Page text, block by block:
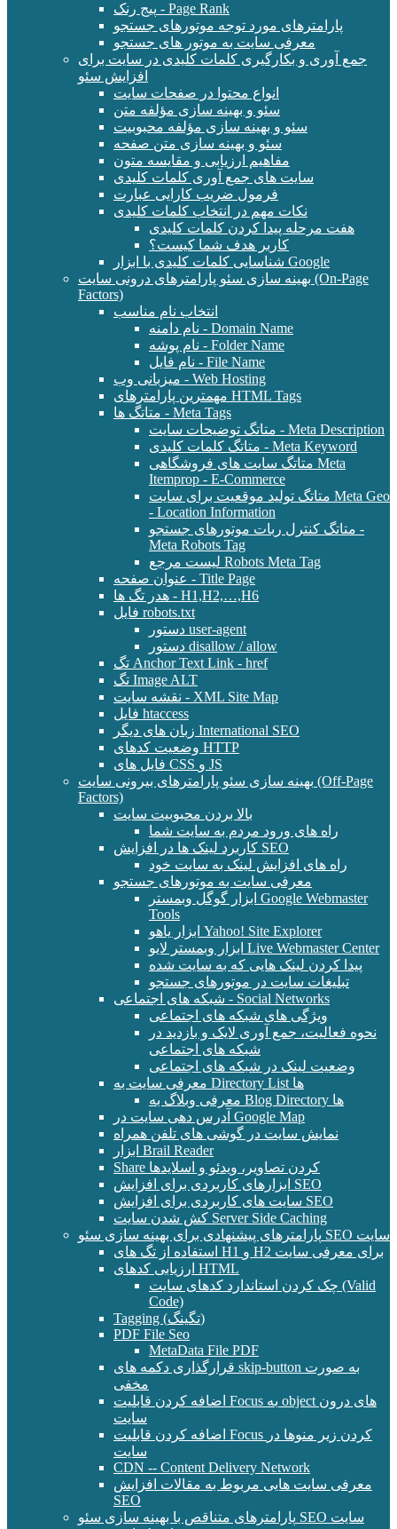
پیج رنک - Page Rank
پارامترهای مورد توجه موتورهای جستجو
معرفی سایت به موتور های جستجو
جمع آوری و بکارگیری کلمات کلیدی در سایت برای
افزایش سئو
انواع محتوا در صفحات سایت
سئو و بهینه سازی مؤلفه متن
سئو و بهینه سازی مؤلفه محبوبیت
سئو و بهینه سازی متن صفحه
مفاهیم ارزیابی و مقایسه متون
سایت های جمع آوری کلمات کلیدی
فرمول ضریب کارایی عبارت
نکات مهم در انتخاب کلمات کلیدی
هفت مرحله پیدا کردن کلمات کلیدی
کاربر هدف شما کیست؟
شناسایی کلمات کلیدی با ابزار Google
بهینه سازی سئو پارامترهای درونی سایت (On-Page
Factors)
انتخاب نام مناسب
نام دامنه - Domain Name
نام پوشه - Folder Name
نام فایل - File Name
میزبانی وب - Web Hosting
مهمترین پارامترهای HTML Tags
متاتگ ها - Meta Tags
متاتگ توضیحات سایت - Meta Description
متاتگ کلمات کلیدی - Meta Keyword
متاتگ سایت های فروشگاهی Meta
Itemprop - E-Commerce
متاتگ تولید موقعیت برای سایت Meta Geo
- Location Information
متاتگ کنترل ربات موتورهای جستجو -
Meta Robots Tag
لیست مرجع Robots Meta Tag
عنوان صفحه - Title Page
هدر تگ ها - H1,H2,…,H6
فایل robots.txt
دستور user-agent
دستور disallow / allow
تگ Anchor Text Link - href
تگ Image ALT
نقشه سایت - XML Site Map
فایل htaccess
زبان های دیگر International SEO
وضعیت کدهای HTTP
فایل های CSS و JS
بهینه سازی سئو پارامترهای بیرونی سایت (Off-Page
Factors)
بالا بردن محبوبیت سایت
راه های ورود مردم به سایت شما
کاربرد لینک ها در افزایش SEO
راه های افزایش لینک به سایت خود
معرفی سایت به موتورهای جستجو
ابزار گوگل وبمستر Google Webmaster
Tools
ابزار یاهو Yahoo! Site Explorer
ابزار وبمستر لایو Live Webmaster Center
پیدا کردن لینک هایی که به سایت شده
تبلیغات سایت در موتورهای جستجو
شبکه های اجتماعی - Social Networks
ویژگی های شبکه های اجتماعی
نحوه فعالیت، جمع آوری لایک و بازدید در
شبکه های اجتماعی
وضعیت لینک در شبکه های اجتماعی
معرفی سایت به Directory List ها
معرفی وبلاگ به Blog Directory ها
آدرس دهی سایت در Google Map
نمایش سایت در گوشی های تلفن همراه
ابزار Brail Reader
Share کردن تصاویر، ویدئو و اسلایدها
ابزارهای کاربردی برای افزایش SEO
سایت های کاربردی برای افزایش SEO
کش شدن سایت Server Side Caching
پارامترهای پیشنهادی برای بهینه سازی سئو SEO سایت
استفاده از تگ های H1 و H2 برای معرفی سایت
ارزیابی کدهای HTML
چک کردن استاندارد کدهای سایت (Valid
Code)
Tagging (تگینگ)
PDF File Seo
MetaData File PDF
قرارگذاری دکمه های skip-button به صورت
مخفی
اضافه کردن قابلیت Focus به object های درون
سایت
اضافه کردن قابلیت Focus کردن زیر منوها در
سایت
CDN -- Content Delivery Network
معرفی سایت هایی مربوط به مقالات افزایش
SEO
پارامترهای متناقص با بهینه سازی سئو SEO سایت